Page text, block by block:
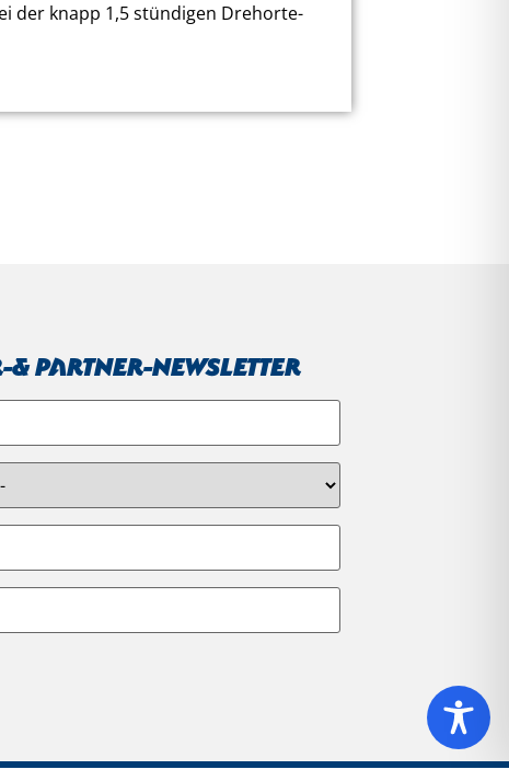
der knapp 1,5 stündigen Drehorte-
& Partner-Newsletter